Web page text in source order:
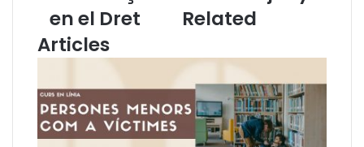
a
o
n
a
d
a
en el Dret
u
b
a
t
e
l
Related
Articles